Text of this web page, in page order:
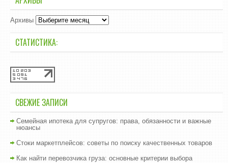
Архивы
СТАТИСТИКА:
СВЕЖИЕ ЗАПИСИ
Семейная ипотека для супругов: права, обязанности и важные
нюансы
Стоки маркетплейсов: советы по поиску качественных товаров
Как найти перевозчика груза: основные критерии выбора